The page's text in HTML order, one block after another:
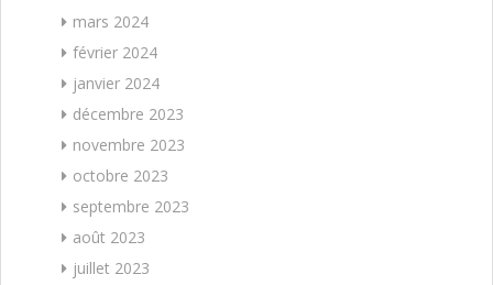
mars 2024
février 2024
janvier 2024
décembre 2023
novembre 2023
octobre 2023
septembre 2023
août 2023
juillet 2023